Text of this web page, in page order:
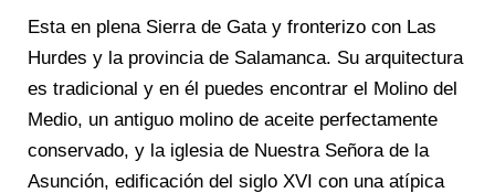
Esta en plena Sierra de Gata y fronterizo con Las
Hurdes y la provincia de Salamanca. Su arquitectura
es tradicional y en él puedes encontrar el Molino del
Medio, un antiguo molino de aceite perfectamente
conservado, y la iglesia de Nuestra Señora de la
Asunción, edificación del siglo XVI con una atípica